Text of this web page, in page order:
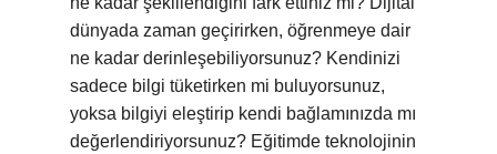
dünyada zaman geçirirken, öğrenmeye dair
ne kadar derinleşebiliyorsunuz? Kendinizi
sadece bilgi tüketirken mi buluyorsunuz,
yoksa bilgiyi eleştirip kendi bağlamınızda mı
değerlendiriyorsunuz? Eğitimde teknolojinin